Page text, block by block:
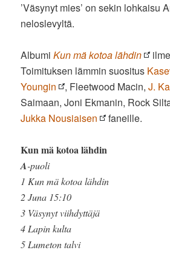
’Väsynyt mies’ on sekin lohkaisu
neloslevyltä.
AlbumiKun mä kotoa lähdin
Toimituksen lämmin suositus
Youngin
, Fleetwood Macin,J.
Saimaan, Joni Ekmanin, Rock
Jukka Nousiaisen
faneille.
Kun mä kotoa lähdin
A-puoli
1 Kun mä kotoa lähdin
2 Juna 15:10
3 Väsynyt viihdyttäjä
4 Lapin kulta
5 Lumeton talvi